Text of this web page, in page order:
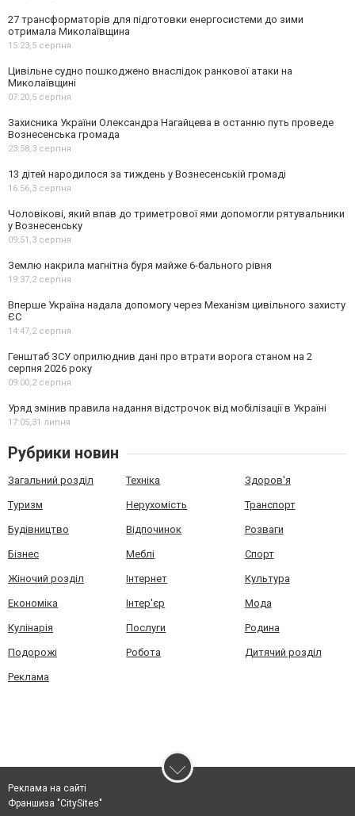
27 трансформаторів для підготовки енергосистеми до зими
отримала Миколаївщина
15:23,5 серпня
Цивільне судно пошкоджено внаслідок ранкової атаки на
Миколаївщині
07:20,5 серпня
Захисника України Олександра Нагайцева в останню путь проведе
Вознесенська громада
23:58,3 серпня
13 дітей народилося за тиждень у Вознесенській громаді
16:56,3 серпня
Чоловікові, який впав до триметрової ями допомогли рятувальники
у Вознесенську
09:51,3 серпня
Землю накрила магнітна буря майже 6-бального рівня
19:37,2 серпня
Вперше Україна надала допомогу через Механізм цивільного захисту
ЄС
14:47,2 серпня
Генштаб ЗСУ оприлюднив дані про втрати ворога станом на 2
серпня 2026 року
09:00,2 серпня
Уряд змінив правила надання відстрочок від мобілізації в Україні
17:05,31 липня
Рубрики новин
Загальний розділ Техніка Здоров'я
Туризм Нерухомість Транспорт
Будівництво Відпочинок Розваги
Бізнес Меблі Спорт
Жіночий розділ Інтернет Культура
Економіка Інтер'єр Мода
Кулінарія Послуги Родина
Подорожі Робота Дитячий розділ
Реклама
Реклама на сайті
Франшиза "CitySites"